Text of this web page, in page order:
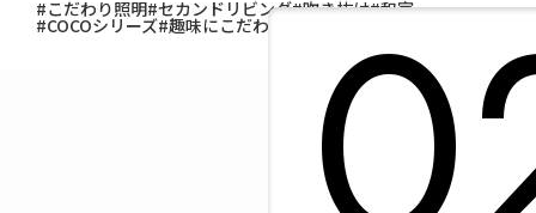
#こだわり照明#セカンドリビング#吹き抜け#和室
#COCOシリーズ#趣味にこだわる